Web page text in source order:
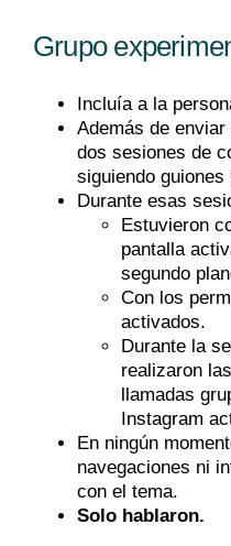
Grupo
Incluía a la
Además de
dos sesiones de
siguiendo
Durante esas
Estuvieron
pantalla
segundo
Con los
activados.
Durante la
realizaron
llamadas
Instagram
En ningún
navegaciones ni
con el tema.
Solo hablaron.